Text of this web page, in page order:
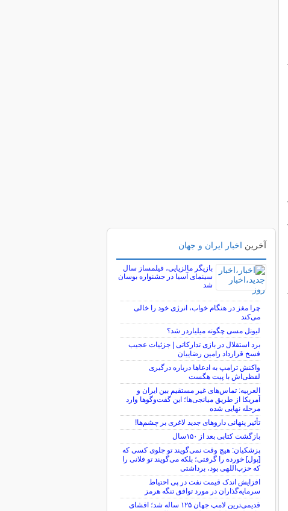
آخرین اخبار ایران و جهان
بازیگر مالزیایی، فیلمساز سال
سینمای آسیا در جشنواره بوسان
شد
چرا مغز در هنگام خواب، انرژی خود را خالی
می‌کند
لیونل مسی چگونه میلیاردر شد؟
برد استقلال در بازی تدارکاتی | جزئیات عجیب
فسخ قرارداد رامین رضاییان
واکنش ترامپ به ادعاها درباره درگیری
لفظی‌اش با پیت هگست
العربیه: تماس‌های غیر مستقیم بین ایران و
آمریکا از طریق میانجی‌ها؛ این گفت‌و‌گو‌ها وارد
مرحله نهایی شده
تأثیر پنهانی داروهای جدید لاغری بر چشم‌ها!
بازگشت کتابی بعد از ۱۵۰سال
پزشکیان: هیچ وقت نمی‌گویند تو جلوی کسی که
[پول] خورده را گرفتی؛ بلکه می‌گویند تو فلانی را
که حزب‌اللهی بود، برداشتی
افزایش اندک قیمت نفت در پی احتیاط
سرمایه‌گذاران در مورد توافق تنگه هرمز
قدیمی‌ترین لامپ جهان ۱۲۵ ساله شد؛ افشای